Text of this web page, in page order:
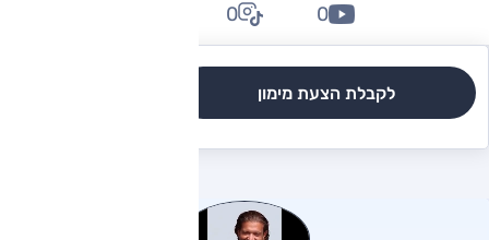
לקבלת הצעת מימון
0
0